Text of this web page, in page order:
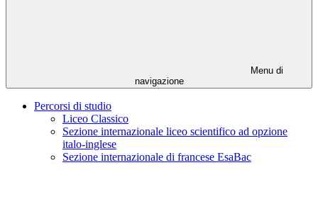
Menu di
navigazione
Percorsi di studio
Liceo Classico
Sezione internazionale liceo scientifico ad opzione
italo-inglese
Sezione internazionale di francese EsaBac